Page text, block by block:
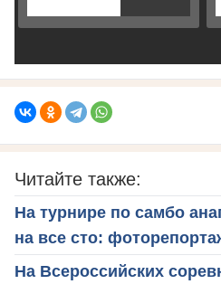
Читайте также:
На турнире по самбо
на все сто:
На Всероссийских